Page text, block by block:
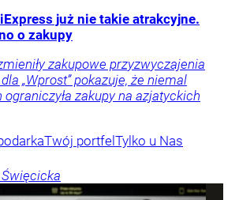
już nie takie atrakcyjne.
o zakupy
zakupowe przyzwyczajenia
„Wprost” pokazuje, że niemal
ograniczyła zakupy na azjatyckich
Twój portfel Tylko u Nas
Święcicka